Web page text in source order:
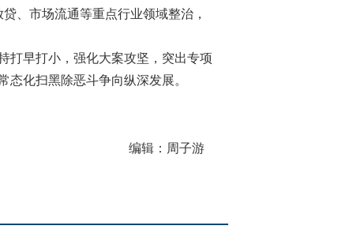
、市场流通等重点行业领域整治，
早打小，强化大案攻坚，突出专项
化扫黑除恶斗争向纵深发展。
编辑：周子游